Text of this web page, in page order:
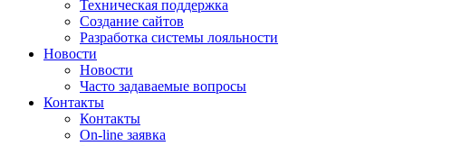
Техническая поддержка
Создание сайтов
Разработка системы лояльности
Новости
Новости
Часто задаваемые вопросы
Контакты
Контакты
On-line заявка